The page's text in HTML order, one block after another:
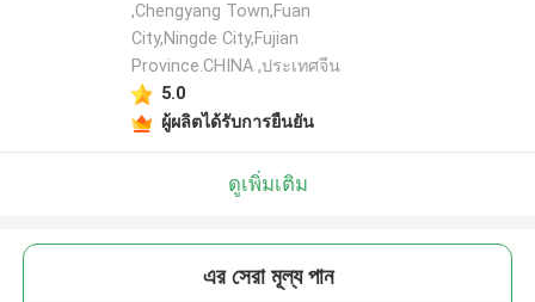
,Chengyang Town,Fuan
City,Ningde City,Fujian
Province.CHINA ,ประเทศจีน
5.0
ผู้ผลิตได้รับการยืนยัน
ดูเพิ่มเติม
এর সেরা মূল্য পান